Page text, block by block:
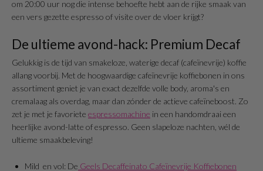
om 20:00 uur nog die intense behoefte hebt aan de rijke smaak van
een vers gezette espresso of visite over de vloer krijgt?
De ultieme avond-hack: Premium Decaf
Gelukkig is de tijd van smakeloze, waterige decaf (cafeïnevrije) koffie
allang voorbij. Met de hoogwaardige cafeïnevrije koffiebonen in ons
assortiment geniet je van exact dezelfde volle body, aroma's en
cremalaag als overdag, maar dan zónder de actieve cafeïneboost. Zo
zet je met je favoriete espressomachine in een handomdraai een
heerlijke avond-latte of espresso. Geen slapeloze nachten, wél de
ultieme smaakbeleving!
Mild en vol: De Geels Decaffeinato Cafeïnevrije Koffiebonen